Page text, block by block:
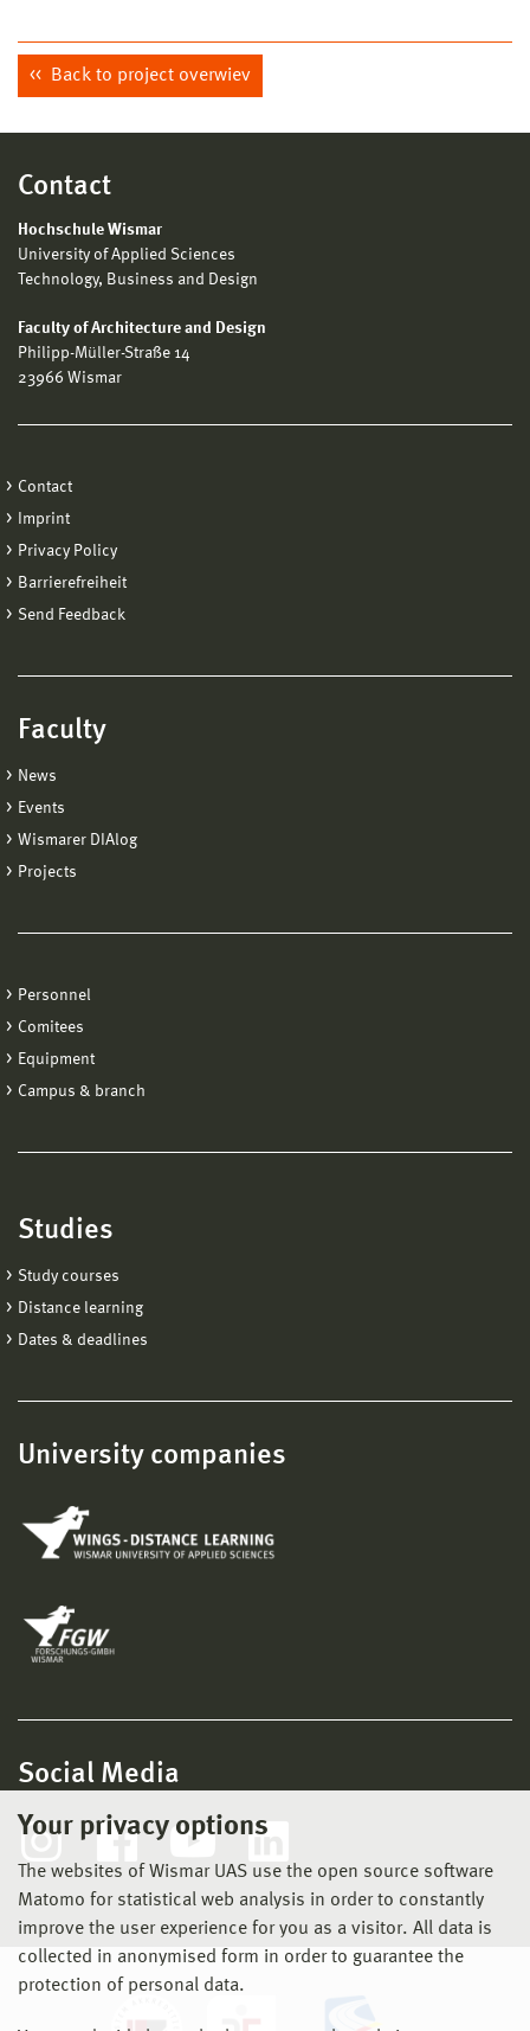
Your privacy options
The websites of Wismar UAS use the open source software
Matomo for statistical web analysis in order to constantly
improve the user experience for you as a visitor. All data is
collected in anonymised form in order to guarantee the
protection of personal data.
Back to project overwiev
Contact
Hochschule Wismar
University of Applied Sciences
Technology, Business and Design
Faculty of Architecture and Design
Philipp-Müller-Straße 14
23966 Wismar
Contact
Imprint
Privacy Policy
Barrierefreiheit
Send Feedback
Faculty
News
Events
Wismarer DIAlog
Projects
Personnel
Comitees
Equipment
Campus & branch
Studies
Study courses
Distance learning
Dates & deadlines
University companies
Social Media